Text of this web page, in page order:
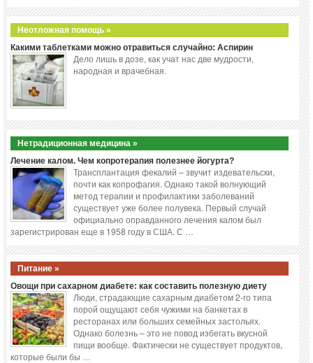
Неотложная помощь »
Какими таблетками можно отравиться случайно: Аспирин
Дело лишь в дозе, как учат нас две мудрости,
народная и врачебная.
Нетрадиционная медицина »
Лечение калом. Чем копротерапия полезнее йогурта?
Трансплантация фекалий – звучит издевательски,
почти как копрофагия. Однако такой волнующий
метод терапии и профилактики заболеваний
существует уже более полувека. Первый случай
официально оправданного лечения калом был
зарегистрирован еще в 1958 году в США. С …
Питание »
Овощи при сахарном диабете: как составить полезную диету
Люди, страдающие сахарным диабетом 2-го типа
порой ощущают себя чужими на банкетах в
ресторанах или больших семейных застольях.
Однако болезнь – это не повод избегать вкусной
пищи вообще. Фактически не существует продуктов,
которые были бы …